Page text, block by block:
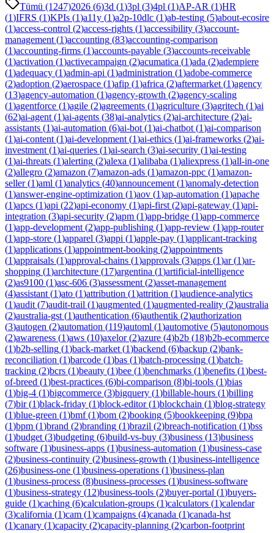
Tümü (1247)2026 (6)3d (1)3pl (3)4pl (1)AP-AR (1)HR
(1)IFRS (1)KPIs (1)a11y (1)a2p-10dlc (1)ab-testing (5)about-ecosire
(1)access-control (2)access-rights (1)accessibility (3)account-
management (1)accounting (83)accounting-comparison
(1)accounting-firms (1)accounts-payable (3)accounts-receivable
(1)activation (1)activecampaign (2)acumatica (1)ada (2)adempiere
(1)adequacy (1)admin-api (1)administration (1)adobe-commerce
(2)adoption (2)aerospace (1)afip (1)africa (2)aftermarket (1)agency
(13)agency-automation (1)agency-growth (2)agency-scaling
(1)agentforce (1)agile (2)agreements (1)agriculture (3)agritech (1)ai
(62)ai-agent (1)ai-agents (38)ai-analytics (2)ai-architecture (2)ai-
assistants (1)ai-automation (6)ai-bot (1)ai-chatbot (1)ai-comparison
(1)ai-content (1)ai-development (1)ai-ethics (1)ai-frameworks (2)ai-
investment (1)ai-queries (1)ai-search (3)ai-security (1)ai-testing
(1)ai-threats (1)alerting (2)alexa (1)alibaba (1)aliexpress (1)all-in-one
(2)allegro (2)amazon (7)amazon-ads (1)amazon-ppc (1)amazon-
seller(1)aml (1)analytics (40)announcement (1)anomaly-detection
(1)answer-engine-optimization (1)aov (1)ap-automation (1)apache
(1)apcs (1)api (22)api-economy (1)api-first (2)api-gateway (1)api-
integration (3)api-security (2)apm (1)app-bridge (1)app-commerce
(1)app-development (2)app-publishing (1)app-review (1)app-router
(1)app-store (1)apparel (3)appi (1)apple-pay (1)applicant-tracking
(1)applications (1)appointment-booking (2)appointments
(1)appraisals (1)approval-chains (1)approvals (3)apps (1)ar(1)ar-
shopping (1)architecture (17)argentina (1)artificial-intelligence
(2)as9100 (1)asc-606 (3)assessment (2)asset-management
(4)assistant (1)ato (1)attribution (1)attrition (1)audience-analytics
(1)audit (7)audit-trail (1)augmented (1)augmented-reality (2)australia
(2)australia-gst (1)authentication (6)authentik (2)authorization
(3)autogen (2)automation (119)automl (1)automotive (5)autonomous
(2)awareness (1)aws (10)axelor(2)azure (4)b2b (18)b2b-ecommerce
(1)b2b-selling (1)back-market (1)backend (6)backup (2)bank-
reconciliation (1)barcode (1)bas (1)batch-processing (1)batch-
tracking (2)bcrs (1)beauty (1)bee (1)benchmarks (1)benefits (1)best-
of-breed (1)best-practices (6)bi-comparison (8)bi-tools (1)bias
(1)big-4 (1)bigcommerce (3)bigquery (1)billable-hours (1)billing
(7)bir(1)black-friday (1)block-editor(1)blockchain (1)blog-strategy
(1)blue-green (1)bmf(1)bom (2)booking (5)bookkeeping (9)bpa
(1)bpm (1)brand (2)branding (1)brazil (2)breach-notification (1)bss
(1)budget (3)budgeting (6)build-vs-buy (3)business (13)business
software (1)business-apps (1)business-automation (1)business-case
(2)business-continuity (2)business-growth (1)business-intelligence
(26)business-one (1)business-operations (1)business-plan
(1)business-process (8)business-processes (1)business-software
(1)business-strategy (12)business-tools (2)buyer-portal (1)buyers-
guide (1)caching (6)calculation-groups (1)calculators (1)calendar
(3)california (1)cam (1)campaigns (4)canada (1)canada-hst
(1)canary (1)capacity (2)capacity-planning (2)carbon-footprint